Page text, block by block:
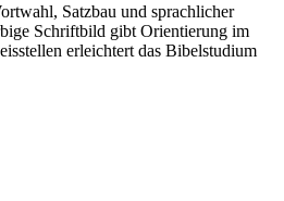
Satzbau und sprachlicher
Schriftbild gibt Orientierung im
erleichtert das Bibelstudium